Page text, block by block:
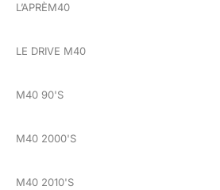
L’APRÈM40
LE DRIVE M40
M40 90'S
M40 2000'S
M40 2010'S